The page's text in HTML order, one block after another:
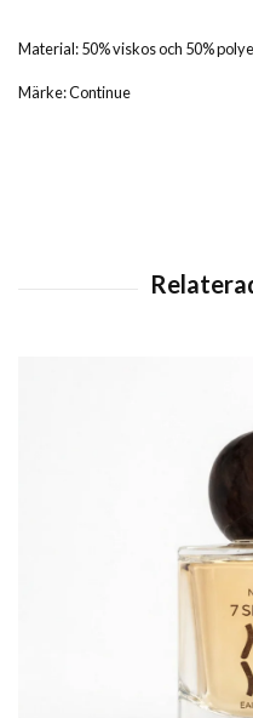
Material: 50% viskos och 50%
Märke: Continue